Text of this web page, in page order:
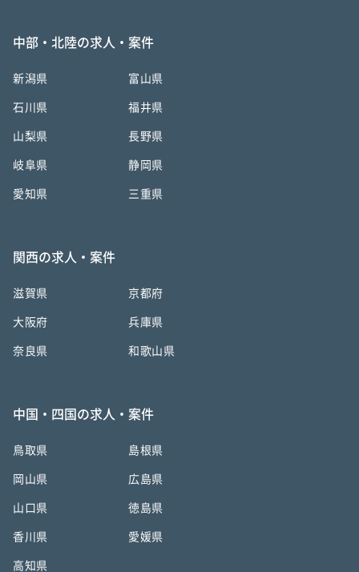
中部・北陸の求人・案件
新潟県 富山県
石川県 福井県
山梨県 長野県
岐阜県 静岡県
愛知県 三重県
関西の求人・案件
滋賀県 京都府
大阪府 兵庫県
奈良県 和歌山県
中国・四国の求人・案件
鳥取県 島根県
岡山県 広島県
山口県 徳島県
香川県 愛媛県
高知県